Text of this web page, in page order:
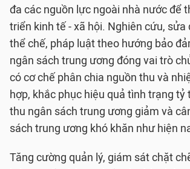
đa các nguồn lực ngoài nhà nước để
triển kinh tế - xã hội. Nghiên cứu, sửa
thể chế, pháp luật theo hướng bảo
ngân sách trung ương đóng vai trò
có cơ chế phân chia nguồn thu và
hợp, khắc phục hiệu quả tình trạng tỷ
thu ngân sách trung ương giảm và
sách trung ương khó khăn như hiện
Tăng cường quản lý, giám sát chặt